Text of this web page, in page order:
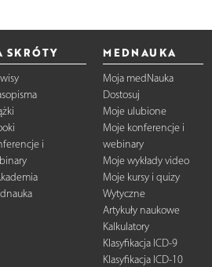
SKRÓTY
i
MEDNAUKA
Moja medNauka
Dostosuj
Moje ulubione
Moje konferencje i
webinary
Moje wykłady video
Moje kursy i quizy
Wytyczne
Artykuły naukowe
Kalkulatory
Klasyfikacja ICD-9
Klasyfikacja ICD-10